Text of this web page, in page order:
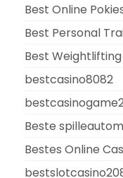
Best Online
Best Personal
Best
bestcasino8082
Beste
Bestes Online